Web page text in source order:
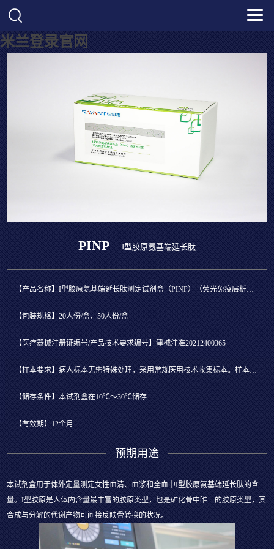
米兰登录官网
PINP I型胶原氨基端延长肽
【包装规格】20人份/盒、50人份/盒
【医疗器械注册证编号/产品技术要求编号】津械注准20212400365
【储存条件】本试剂盒在10℃～30℃储存
【有效期】12个月
预期用途
本试剂盒用于体外定量测定女性血清、血浆和全血中I型胶原氨基端延长肽的含
量。I型胶原是人体内含量最丰富的胶原类型，也是矿化骨中唯一的胶原类型，其
合成与分解的代谢产物可间接反映骨转换的状况。